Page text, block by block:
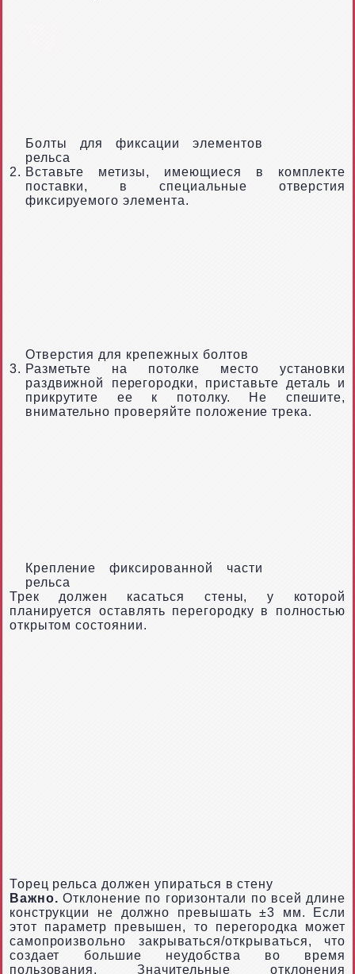
Болты для фиксации элементов
рельса
Вставьте метизы, имеющиеся в комплекте
поставки, в специальные отверстия
фиксируемого элемента.
Отверстия для крепежных болтов
Разметьте на потолке место установки
раздвижной перегородки, приставьте деталь и
прикрутите ее к потолку. Не спешите,
внимательно проверяйте положение трека.
Крепление фиксированной части
рельса
Трек должен касаться стены, у которой
планируется оставлять перегородку в полностью
открытом состоянии.
Торец рельса должен упираться в стену
Важно. Отклонение по горизонтали по всей длине
конструкции не должно превышать ±3 мм. Если
этот параметр превышен, то перегородка может
самопроизвольно закрываться/открываться, что
создает большие неудобства во время
пользования. Значительные отклонения